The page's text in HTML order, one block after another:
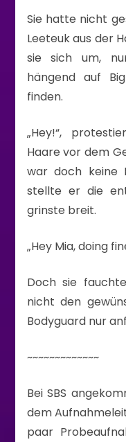
Sie hatte nicht
Leeteuk aus der
sie sich um,
hängend auf
finden.
„Hey!“,
Haare vor dem
war doch keine
stellte er die
grinste breit.
„Hey Mia, doing
Doch sie
nicht den
Bodyguard nur
~~~~~~~~~~~~~
Bei SBS
dem
paar